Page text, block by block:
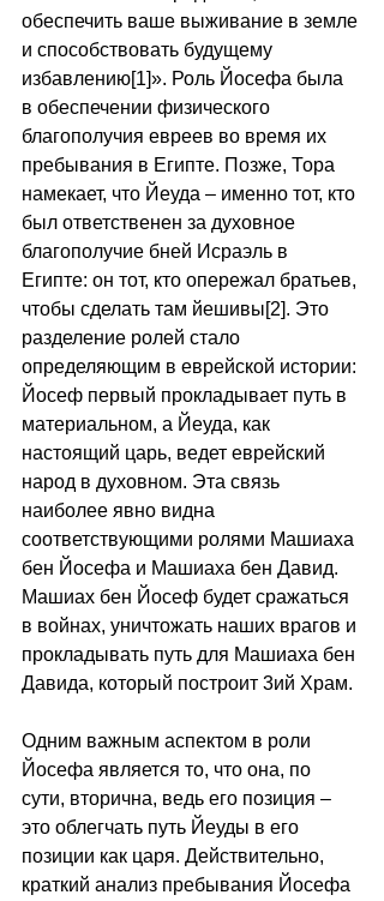
обеспечить ваше выживание в земле
и способствовать будущему
избавлению[1]». Роль Йосефа была
в обеспечении физического
благополучия евреев во время их
пребывания в Египте. Позже, Тора
намекает, что Йеуда – именно тот, кто
был ответственен за духовное
благополучие бней Исраэль в
Египте: он тот, кто опережал братьев,
чтобы сделать там йешивы[2]. Это
разделение ролей стало
определяющим в еврейской истории:
Йосеф первый прокладывает путь в
материальном, а Йеуда, как
настоящий царь, ведет еврейский
народ в духовном. Эта связь
наиболее явно видна
соответствующими ролями Машиаха
бен Йосефа и Машиаха бен Давид.
Машиах бен Йосеф будет сражаться
в войнах, уничтожать наших врагов и
прокладывать путь для Машиаха бен
Давида, который построит 3ий Храм.
Одним важным аспектом в роли
Йосефа является то, что она, по
сути, вторична, ведь его позиция –
это облегчать путь Йеуды в его
позиции как царя. Действительно,
краткий анализ пребывания Йосефа